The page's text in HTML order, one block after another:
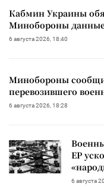
Кабмин Украины
Минобороны
6 августа 2026, 18:40
Минобороны
перевозившего
6 августа 2026, 18:28
ЕР
6 августа